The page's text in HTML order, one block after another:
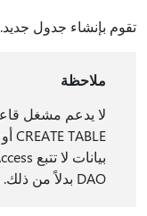
تقوم بإنشاء جدول جديد.
ملاحظة
DAO بدلاً من ذلك.